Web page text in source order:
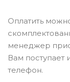
Оплатить
менеджер
Вам
телефон.